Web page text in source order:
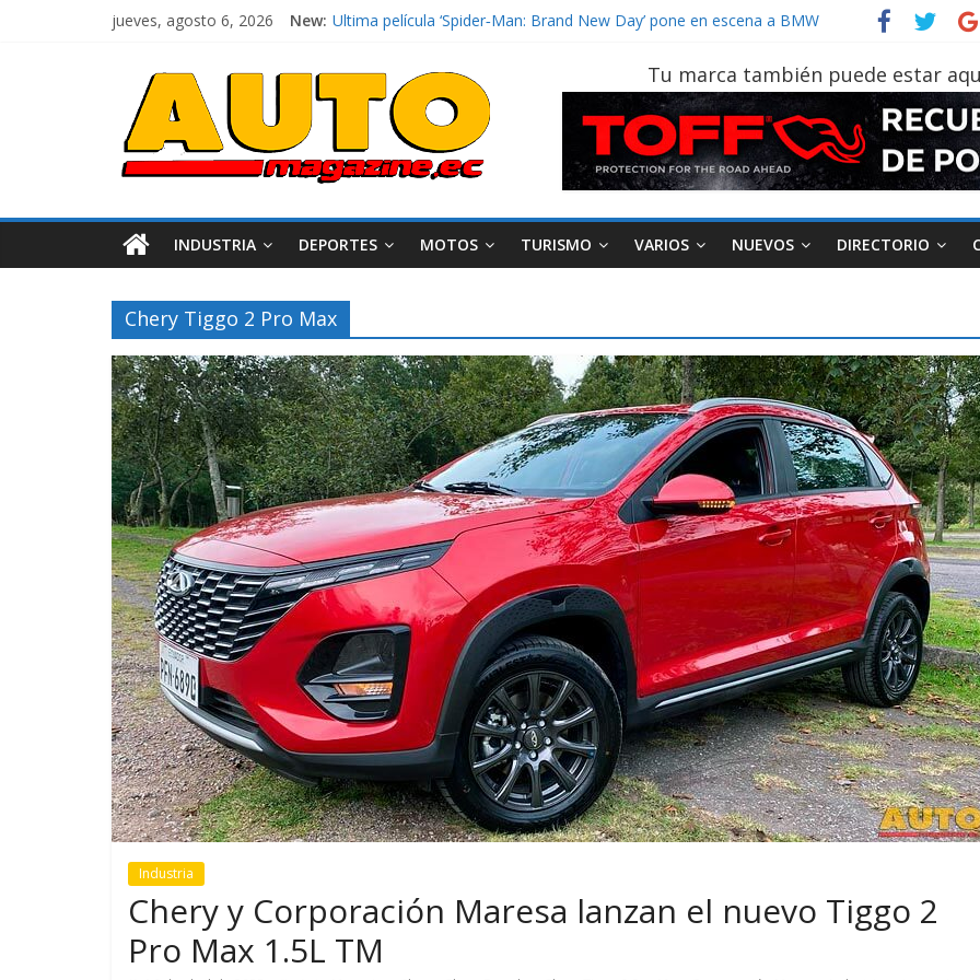
jueves, agosto 6, 2026 New: Ultima película ‘Spider‑Man: Brand New Day’ pone en escena a BMW
La Vuelta al Ecuador 2026, edición 47ª, recorre 7 provincias en 8 días
La FEDAK recibe 12 Sinotruk Bolden para cubrir las rutas de La Vuelta
El costo de tener un vehículo gana protagonismo a la hora de decidir
Tu marca también puede estar
INDUSTRIA DEPORTES MOTOS TURISMO VARIOS NUEVOS DIRECTORIO
Chery Tiggo 2 Pro Max
Industria
Chery y Corporación Maresa lanzan el nuevo Tiggo 2
Pro Max 1.5L TM
Movilidad Varios
GM reafirma su
compromiso con movilidad
más segura y conectada
Movilidad Turismo Varios
¿Qué puede pasar con tu
vehículo si permanece
varios días sin usar?
AEADE Industria Motociclismo
Movilidad
Campaña busca cambiar
destino de los
en la región